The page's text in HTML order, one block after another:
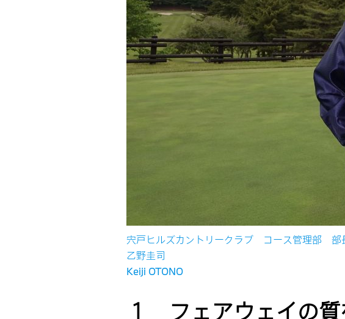
宍戸ヒルズカントリークラブ コース管理部 部
乙野圭司
Keiji OTONO
１ フェアウェイの